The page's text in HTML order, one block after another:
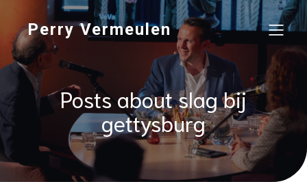
Perry Vermeulen
Posts about slag bij
gettysburg